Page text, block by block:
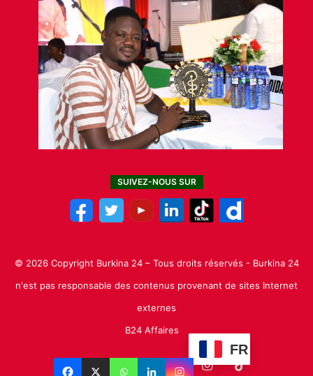
SUIVEZ-NOUS SUR
© 2026 Copyright Burkina 24 – Tous droits réservés - Burkina 24
n'est pas responsable des contenus provenant de sites Internet
externes
B24 Affaires
FR
Facebook LinkedinYouTubeInstagram
TikTok